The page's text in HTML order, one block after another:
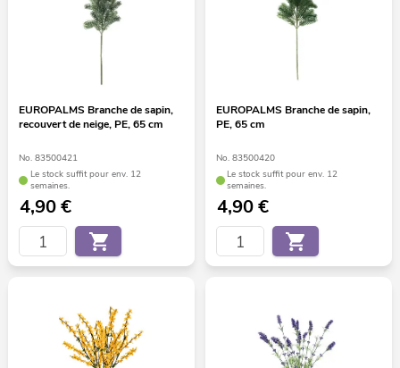
EUROPALMS Branche de sapin,
recouvert de neige, PE, 65 cm
No. 83500421
Le stock suffit pour env. 12
semaines.
4,90€
EUROPALMS Branche de sapin,
PE, 65 cm
No. 83500420
Le stock suffit pour env. 12
semaines.
4,90€